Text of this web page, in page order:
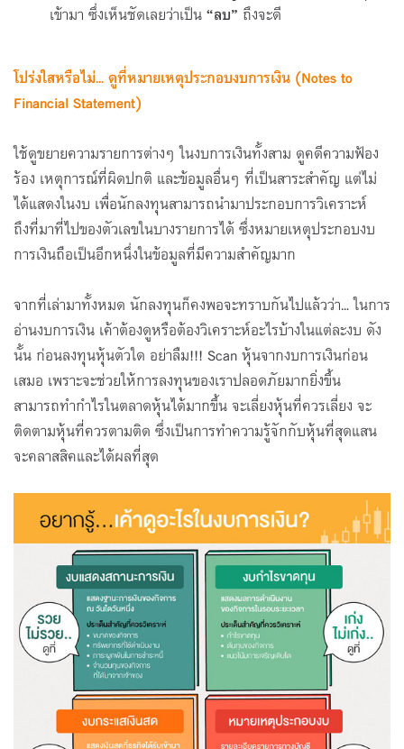
เข้ามา ซึ่งเห็นชัดเลยว่าเป็น“ลบ” ถึงจะดี
โปร่งใสหรือไม่... ดูที่หมายเหตุประกอบงบการเงิน (Notes to
Financial Statement)
ใช้ดูขยายความรายการต่างๆ ในงบการเงินทั้งสาม ดูคดีความฟ้อง
ร้อง เหตุการณ์ที่ผิดปกติ และข้อมูลอื่นๆ ที่เป็นสาระสำคัญ แต่ไม่
ได้แสดงในงบ เพื่อนักลงทุนสามารถนำมาประกอบการวิเคราะห์
ถึงที่มาที่ไปของตัวเลขในบางรายการได้ ซึ่งหมายเหตุประกอบงบ
การเงินถือเป็นอีกหนึ่งในข้อมูลที่มีความสำคัญมาก
จากที่เล่ามาทั้งหมด นักลงทุนก็คงพอจะทราบกันไปแล้วว่า... ในการ
อ่านงบการเงิน เค้าต้องดูหรือต้องวิเคราะห์อะไรบ้างในแต่ละงบ ดัง
นั้น ก่อนลงทุนหุ้นตัวใด อย่าลืม!!! Scan หุ้นจากงบการเงินก่อน
เสมอ เพราะจะช่วยให้การลงทุนของเราปลอดภัยมากยิ่งขึ้น
สามารถทำกำไรในตลาดหุ้นได้มากขึ้น จะเลี่ยงหุ้นที่ควรเลี่ยง จะ
ติดตามหุ้นที่ควรตามติด ซึ่งเป็นการทำความรู้จักกับหุ้นที่สุดแสน
จะคลาสสิคและได้ผลที่สุด